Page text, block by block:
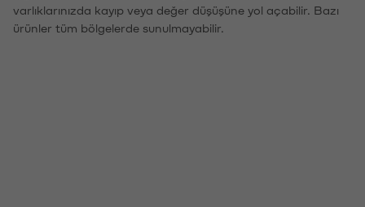
varlıklarınızda kayıp veya değer düşüşüne yol açabilir. Bazı
ürünler tüm bölgelerde sunulmayabilir.